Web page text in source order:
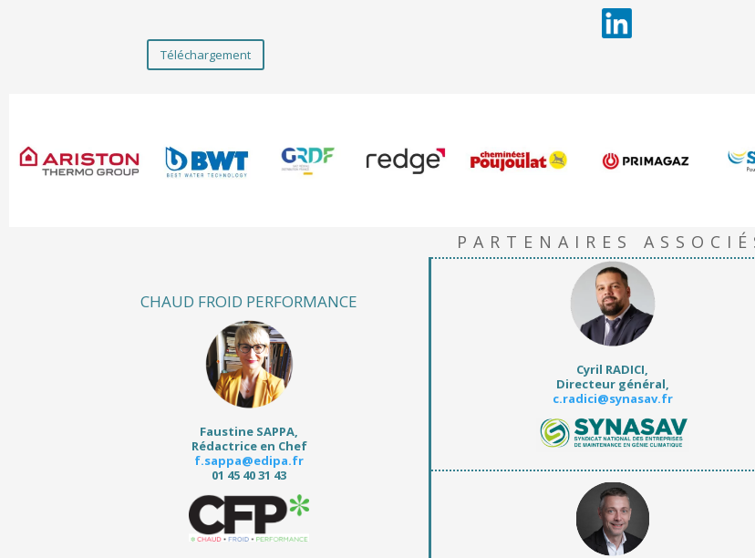
Téléchargement
PARTENAIRES
CHAUD FROID PERFORMANCE
Faustine SAPPA,
Rédactrice en Chef
f.sappa@edipa.fr
01 45 40 31 43
Cyril RADICI,
Directeur général,
c.radici@synasav.fr